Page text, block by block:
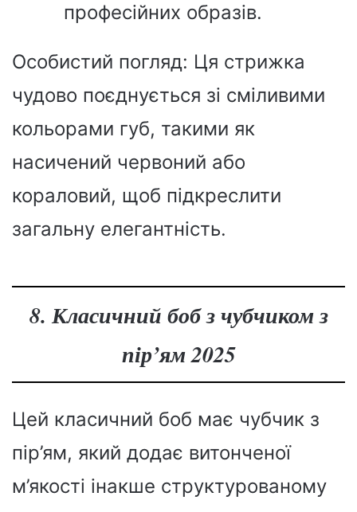
професійних образів.
Особистий погляд: Ця стрижка
чудово поєднується зі сміливими
кольорами губ, такими як
насичений червоний або
кораловий, щоб підкреслити
загальну елегантність.
8. Класичний боб з чубчиком з
пір’ям 2025
Цей класичний боб має чубчик з
пір’ям, який додає витонченої
м’якості інакше структурованому